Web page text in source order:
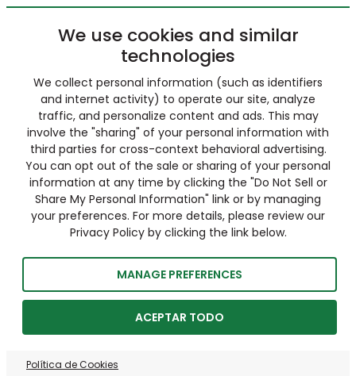
We use cookies and similar
technologies
We collect personal information (such as identifiers
and internet activity) to operate our site, analyze
traffic, and personalize content and ads. This may
involve the "sharing" of your personal information with
third parties for cross-context behavioral advertising.
You can opt out of the sale or sharing of your personal
information at any time by clicking the "Do Not Sell or
Share My Personal Information" link or by managing
your preferences. For more details, please review our
Privacy Policy by clicking the link below.
MANAGE PREFERENCES
ACEPTAR TODO
Política de Cookies